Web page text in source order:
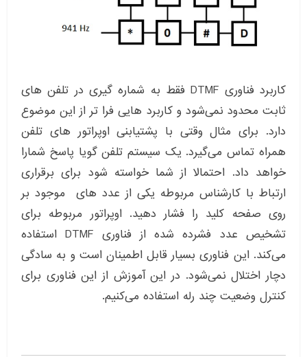
کاربرد فناوری DTMF فقط به شماره گیری در تلفن های
ثابت محدود نمی‌شود و کاربرد هایی فرا تر از این موضوع
دارد. برای مثال وقتی با پشتیابنی اوپراتور های تلفن
همراه تماس می‌گیرد. یک سیستم تلفن گویا پاسخ شمارا
خواهد داد. احتمالا از شما خواسته شود برای برقراری
ارتباط با کارشناس مربوطه یکی از عدد های موجود بر
روی صفحه کلید را فشار دهید. اوپراتور مربوطه برای
تشخیص عدد فشرده شده از فناوری DTMF استفاده
می‌کند. این فناوری بسیار قابل اطمینان است و به سادگی
دچار اختلال نمی‌شود. در این آموزش از این فناوری برای
کنترل وضعیت چند رله استفاده می‌کنیم.